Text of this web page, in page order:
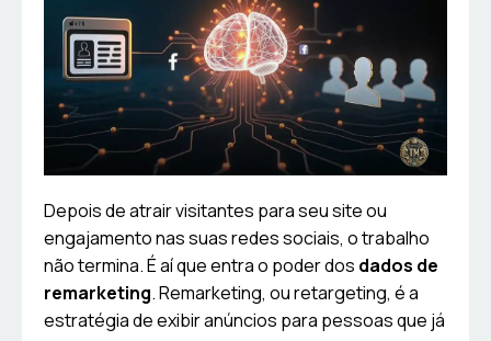
Depois de atrair visitantes para seu site ou
engajamento nas suas redes sociais, o trabalho
não termina. É aí que entra o poder dos dados de
remarketing. Remarketing, ou retargeting, é a
estratégia de exibir anúncios para pessoas que já